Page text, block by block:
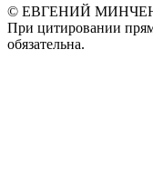
© ЕВГЕНИЙ
При цитировании
обязательна.